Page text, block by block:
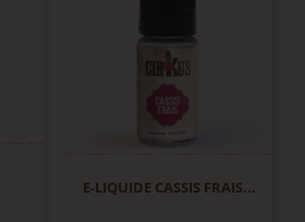
E-LIQUIDE CASSIS FRAIS...